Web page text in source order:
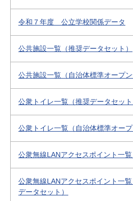
令和７年度 公立学校関係データ
公共施設一覧（推奨データセット）
公共施設一覧（自治体標準オープン
公衆トイレ一覧（推奨データセット
公衆トイレ一覧（自治体標準オープ
公衆無線LANアクセスポイント一覧
公衆無線LANアクセスポイント一
データセット）